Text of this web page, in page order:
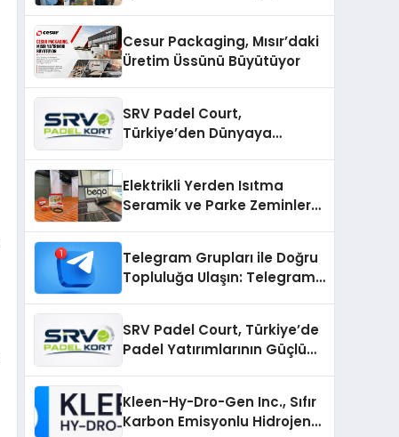
Cesur Packaging, Mısır’daki
Üretim Üssünü Büyütüyor
SRV Padel Court,
Türkiye’den Dünyaya
Elektrikli Yerden Isıtma
Seramik ve Parke Zeminler
Telegram Grupları ile Doğru
Topluluğa Ulaşın: Telegram
SRV Padel Court, Türkiye’de
Padel Yatırımlarının Güçlü
Kleen-Hy-Dro-Gen Inc., Sıfır
Karbon Emisyonlu Hidrojen